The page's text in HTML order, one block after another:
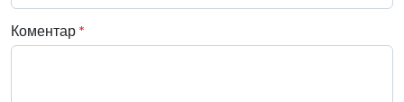
Коментар *